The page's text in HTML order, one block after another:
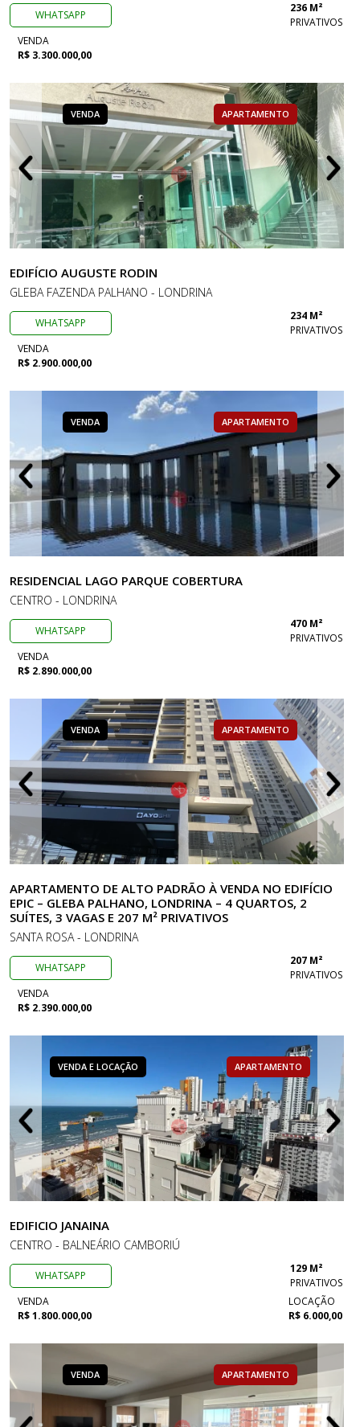
WHATSAPP
236 M²
PRIVATIVOS
VENDA
R$ 3.300.000,00
VENDA APARTAMENTO
EDIFÍCIO AUGUSTE RODIN
GLEBA FAZENDA PALHANO - LONDRINA
WHATSAPP
234 M²
PRIVATIVOS
VENDA
R$ 2.900.000,00
VENDA APARTAMENTO
RESIDENCIAL LAGO PARQUE COBERTURA
CENTRO - LONDRINA
WHATSAPP
470 M²
PRIVATIVOS
VENDA
R$ 2.890.000,00
VENDA APARTAMENTO
APARTAMENTO DE ALTO PADRÃO À VENDA NO EDIFÍCIO
EPIC – GLEBA PALHANO, LONDRINA – 4 QUARTOS, 2
SUÍTES, 3 VAGAS E 207 M² PRIVATIVOS
SANTA ROSA - LONDRINA
WHATSAPP
207 M²
PRIVATIVOS
VENDA
R$ 2.390.000,00
VENDA E LOCAÇÃO APARTAMENTO
EDIFICIO JANAINA
CENTRO - BALNEÁRIO CAMBORIÚ
WHATSAPP
129 M²
PRIVATIVOS
VENDA
R$ 1.800.000,00
LOCAÇÃO
R$ 6.000,00
VENDA APARTAMENTO